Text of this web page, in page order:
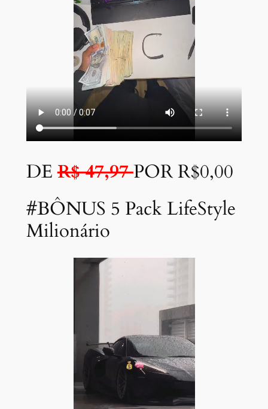
DE R$ 47,97POR R$0,00
#BÔNUS 5 Pack LifeStyle
Milionário